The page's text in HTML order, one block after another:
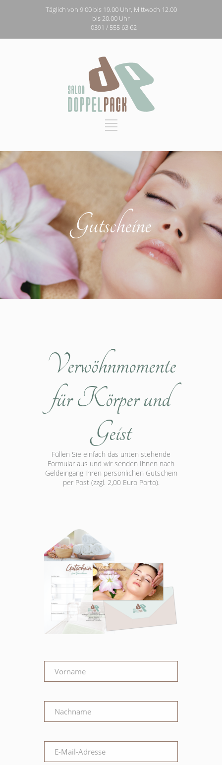
Täglich von 9.00 bis 19.00 Uhr, Mittwoch 12.00
bis 20.00 Uhr
0391 / 555 63 62
Gutscheine
Verwöhnmomente
für Körper und
Geist
Füllen Sie einfach das unten stehende
Formular aus und wir senden Ihnen nach
Geldeingang Ihren persönlichen Gutschein
per Post (zzgl. 2,00 Euro Porto).